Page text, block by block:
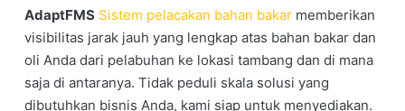
AdaptFMS Sistem pelacakan bahan bakar memberikan
visibilitas jarak jauh yang lengkap atas bahan bakar dan
oli Anda dari pelabuhan ke lokasi tambang dan di mana
saja di antaranya. Tidak peduli skala solusi yang
dibutuhkan bisnis Anda, kami siap untuk menyediakan.